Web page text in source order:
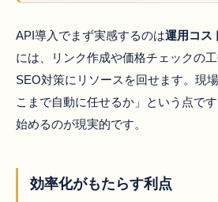
API導入でまず実感するのは運用コス
には、リンク作成や価格チェックの
SEO対策にリソースを回せます。現
こまで自動に任せるか」という点で
始めるのが現実的です。
効率化がもたらす利点